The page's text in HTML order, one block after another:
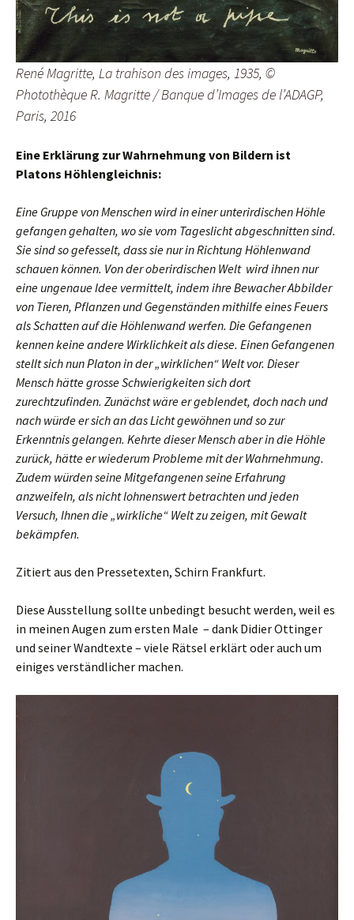
René Magritte, La trahison des images, 1935, ©
Photothèque R. Magritte / Banque d’Images de l’ADAGP,
Paris, 2016
Eine Erklärung zur Wahrnehmung von Bildern ist
Platons Höhlengleichnis:
Eine Gruppe von Menschen wird in einer unterirdischen Höhle
gefangen gehalten, wo sie vom Tageslicht abgeschnitten sind.
Sie sind so gefesselt, dass sie nur in Richtung Höhlenwand
schauen können. Von der oberirdischen Welt wird ihnen nur
eine ungenaue Idee vermittelt, indem ihre Bewacher Abbilder
von Tieren, Pflanzen und Gegenständen mithilfe eines Feuers
als Schatten auf die Höhlenwand werfen. Die Gefangenen
kennen keine andere Wirklichkeit als diese. Einen Gefangenen
stellt sich nun Platon in der „wirklichen“ Welt vor. Dieser
Mensch hätte grosse Schwierigkeiten sich dort
zurechtzufinden. Zunächst wäre er geblendet, doch nach und
nach würde er sich an das Licht gewöhnen und so zur
Erkenntnis gelangen. Kehrte dieser Mensch aber in die Höhle
zurück, hätte er wiederum Probleme mit der Wahrnehmung.
Zudem würden seine Mitgefangenen seine Erfahrung
anzweifeln, als nicht lohnenswert betrachten und jeden
Versuch, Ihnen die „wirkliche“ Welt zu zeigen, mit Gewalt
bekämpfen.
Zitiert aus den Pressetexten, Schirn Frankfurt.
Diese Ausstellung sollte unbedingt besucht werden, weil es
in meinen Augen zum ersten Male – dank Didier Ottinger
und seiner Wandtexte – viele Rätsel erklärt oder auch um
einiges verständlicher machen.